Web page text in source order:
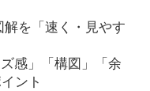
を「速く・見やす
感」「構図」「余
ント